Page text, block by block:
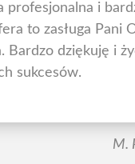
profesjonalna i
to zasługa Pani
Bardzo dziękuję i
sukcesów.
M.